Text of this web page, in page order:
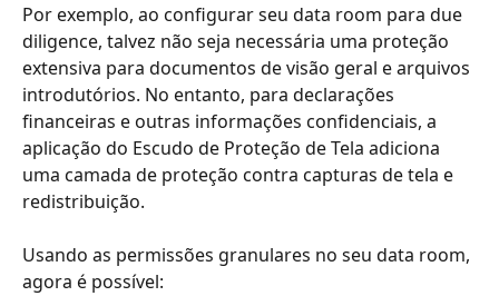
Por exemplo, ao configurar seu data room para due
diligence, talvez não seja necessária uma proteção
extensiva para documentos de visão geral e arquivos
introdutórios. No entanto, para declarações
financeiras e outras informações confidenciais, a
aplicação do Escudo de Proteção de Tela adiciona
uma camada de proteção contra capturas de tela e
redistribuição.
Usando as permissões granulares no seu data room,
agora é possível: